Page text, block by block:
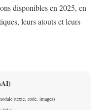
disponibles en 2025, en
leurs atouts et leurs
(texte, code, images)